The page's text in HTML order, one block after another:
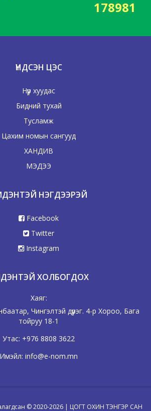
178981
ҮНДСЭН ЦЭС
Нүүр хуудас
Бидний тухай
Тусламж
Цахим номын сангууд
ХАНДИВ
МЭДЭЭ
НЭГДЭЭРЭЙ
Facebook
Twitter
Instagram
ХОЛБОГДОХ
Хаяг:
Чингэлтэй дүүрэг. 4-р Хороо, Бага
тойруу 18-1
Утас: +976 8808 3622
Имэйл: info@e-nom.mn
© 2020-2026 | ЦОГТ ОХИН ТЭНГЭР САН